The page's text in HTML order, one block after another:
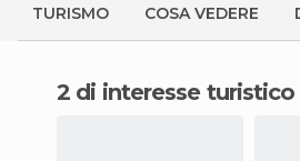
TURISMO COSA VEDERE
2 di interesse